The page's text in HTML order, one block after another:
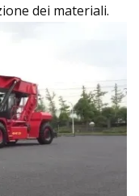
dei materiali.